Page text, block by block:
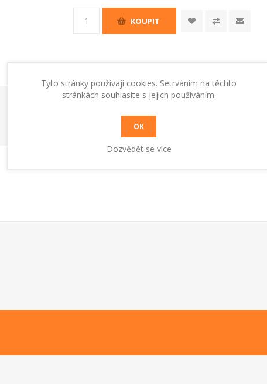
KOUPIT
Tyto stránky používají cookies. Setrváním na těchto
stránkách souhlasíte s jejich používáním.
OK
Dozvědět se více